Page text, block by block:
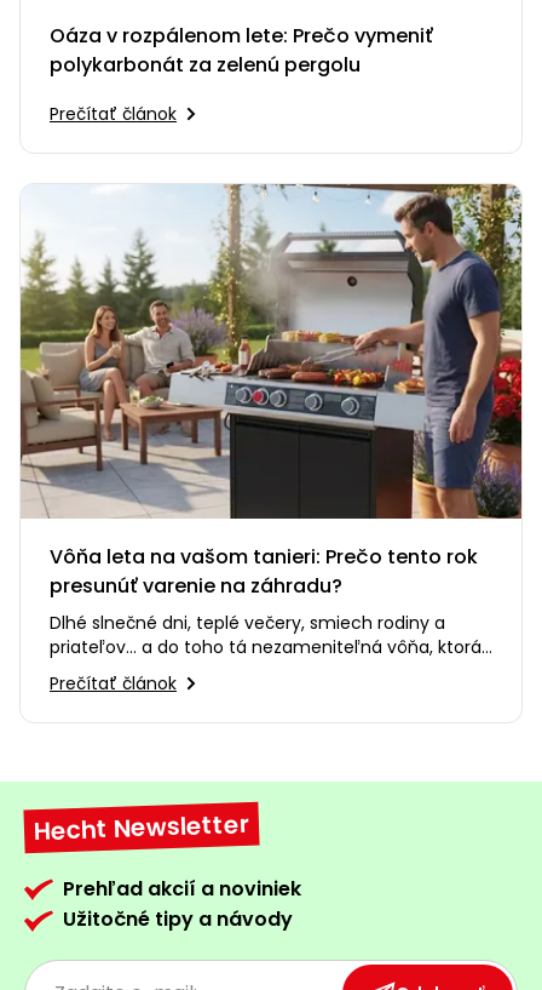
Oáza v rozpálenom lete: Prečo vymeniť
polykarbonát za zelenú pergolu
Prečítať článok
Vôňa leta na vašom tanieri: Prečo tento rok
presunúť varenie na záhradu?
Dlhé slnečné dni, teplé večery, smiech rodiny a
priateľov... a do toho tá nezameniteľná vôňa, ktorá
sa šíri po celej…
Prečítať článok
Hecht Newsletter
Prehľad akcií a noviniek
Užitočné tipy a návody